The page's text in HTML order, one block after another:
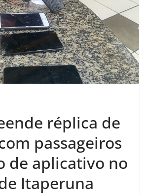
réplica de
passageiros
de aplicativo no
Itaperuna